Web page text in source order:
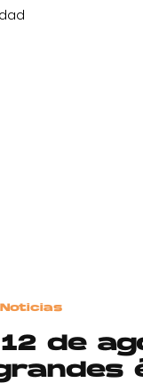
Noticias
de